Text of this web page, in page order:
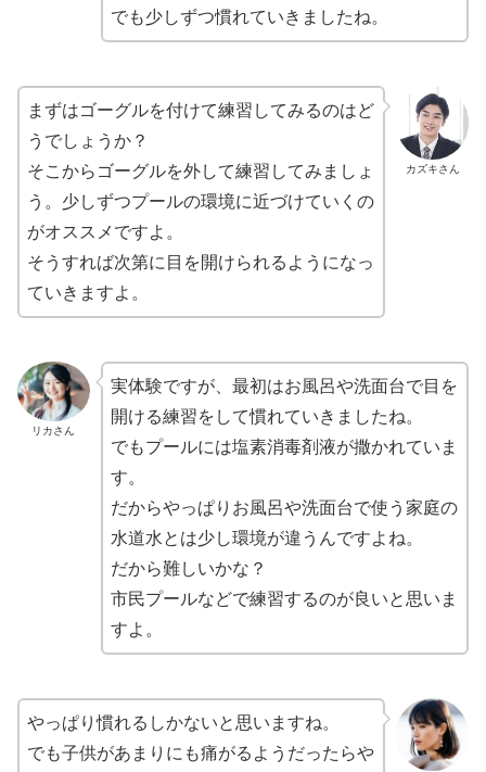
でも少しずつ慣れていきましたね。
カズキさん
まずはゴーグルを付けて練習してみるのはど
うでしょうか？
そこからゴーグルを外して練習してみましょ
う。少しずつプールの環境に近づけていくの
がオススメですよ。
そうすれば次第に目を開けられるようになっ
ていきますよ。
リカさん
実体験ですが、最初はお風呂や洗面台で目を
開ける練習をして慣れていきましたね。
でもプールには塩素消毒剤液が撒かれていま
す。
だからやっぱりお風呂や洗面台で使う家庭の
水道水とは少し環境が違うんですよね。
だから難しいかな？
市民プールなどで練習するのが良いと思いま
すよ。
やっぱり慣れるしかないと思いますね。
でも子供があまりにも痛がるようだったらや